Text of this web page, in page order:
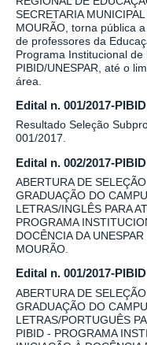
SECRETARIA
MOURÃO, torna pública
de professores da
Programa Institucional
PIBID/UNESPAR, até o
área.
Edital n. 001/2017-PIBID
Resultado Seleção
001/2017.
Edital n. 002/2017-PIBID
ABERTURA DE
GRADUAÇÃO DO
LETRAS/INGLÊS PARA
PROGRAMA
DOCÊNCIA DA
MOURÃO.
Edital n. 001/2017-PIBID
ABERTURA DE
GRADUAÇÃO DO
LETRAS/PORTUGUÊS
PIBID - PROGRAMA